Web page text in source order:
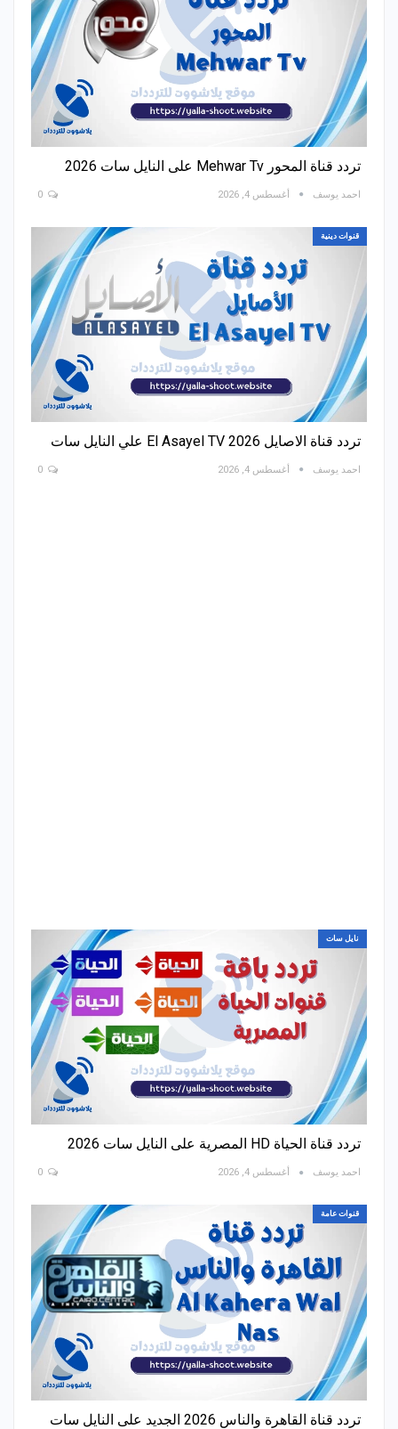
تردد قناة المحور Mehwar Tv على النايل سات 2026
احمد يوسف أغسطس 4, 2026
قنوات دينية
تردد قناة الاصايل El Asayel TV 2026 علي النايل سات
احمد يوسف أغسطس 4, 2026
نايل سات
تردد قناة الحياة HD المصرية على النايل سات 2026
احمد يوسف أغسطس 4, 2026
قنوات عامة
تردد قناة القاهرة والناس 2026 الجديد على النايل سات